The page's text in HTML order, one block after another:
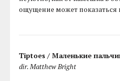
ощущение может показаться
Tiptoes / Маленькие
dir. Matthew Bright